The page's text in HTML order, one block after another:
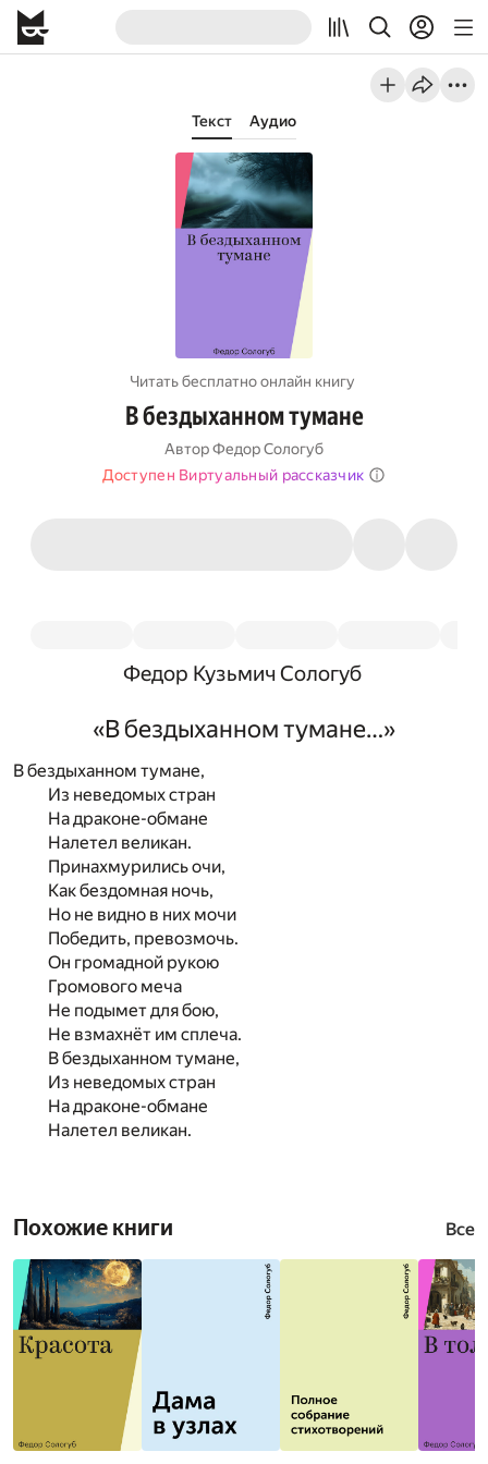
Текст Аудио
Читать бесплатно онлайн книгу
В бездыханном тумане
АвторФедор Сологуб
Доступен Виртуальный рассказчик
Федор Кузьмич Сологуб
«В бездыханном тумане…»
В бездыханном тумане,
Из неведомых стран
На драконе-обмане
Налетел великан.
Принахмурились очи,
Как бездомная ночь,
Но не видно в них мочи
Победить, превозмочь.
Он громадной рукою
Громового меча
Не подымет для бою,
Не взмахнёт им сплеча.
В бездыханном тумане,
Из неведомых стран
На драконе-обмане
Налетел великан.
Похожие книги Все